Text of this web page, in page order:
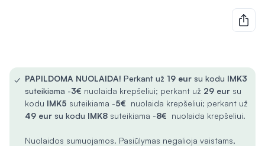
✓ PAPILDOMA NUOLAIDA! Perkant už 19 eur su kodu IMK3
suteikiama -3€ nuolaida krepšeliui; perkant už 29 eur su
kodu IMK5 suteikiama -5€ nuolaida krepšeliui; perkant už
49 eur su kodu IMK8 suteikiama -8€ nuolaida krepšeliui.
Nuolaidos sumuojamos. Pasiūlymas negalioja vaistams,